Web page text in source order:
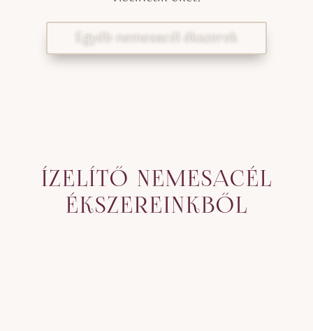
Egyéb nemesacél ékszerek
ÍZELÍTŐ NEMESACÉL
ÉKSZEREINKBŐL